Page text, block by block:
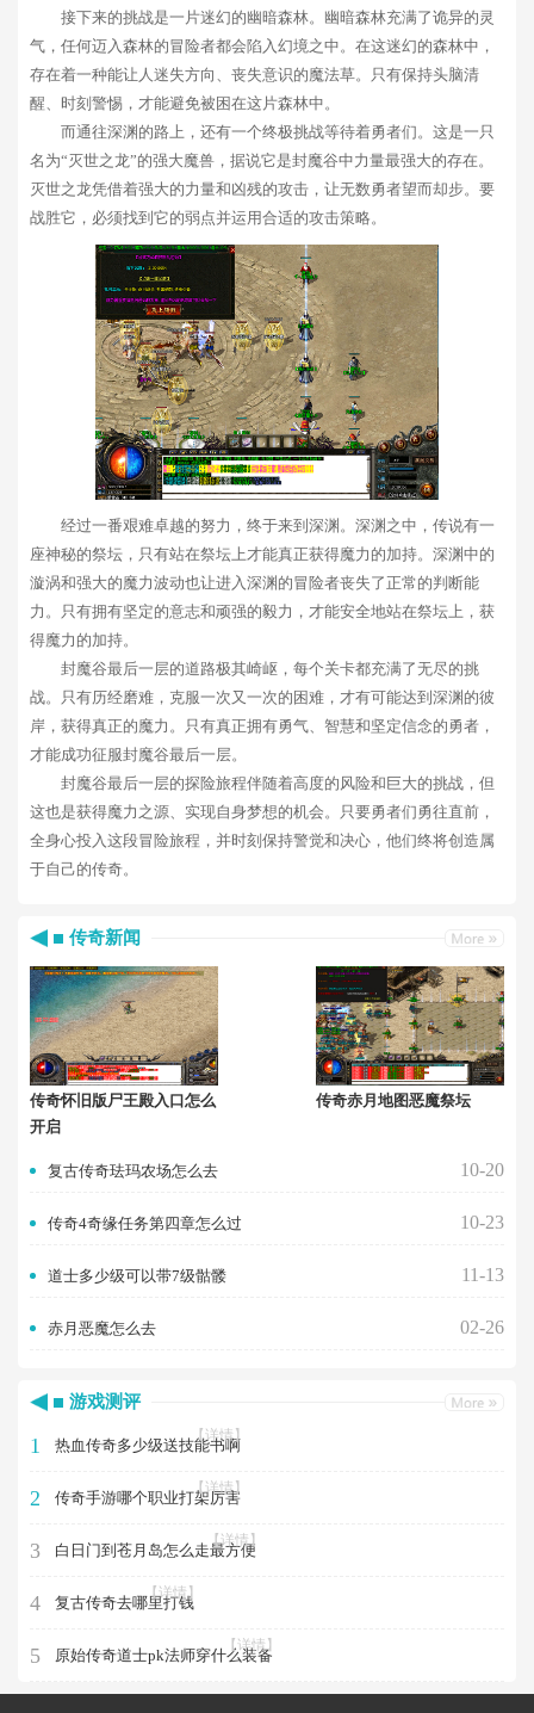
接下来的挑战是一片迷幻的幽暗森林。幽暗森林充满了诡异的灵
气，任何迈入森林的冒险者都会陷入幻境之中。在这迷幻的森林中，
存在着一种能让人迷失方向、丧失意识的魔法草。只有保持头脑清
醒、时刻警惕，才能避免被困在这片森林中。
而通往深渊的路上，还有一个终极挑战等待着勇者们。这是一只
名为“灭世之龙”的强大魔兽，据说它是封魔谷中力量最强大的存在。
灭世之龙凭借着强大的力量和凶残的攻击，让无数勇者望而却步。要
战胜它，必须找到它的弱点并运用合适的攻击策略。
经过一番艰难卓越的努力，终于来到深渊。深渊之中，传说有一
座神秘的祭坛，只有站在祭坛上才能真正获得魔力的加持。深渊中的
漩涡和强大的魔力波动也让进入深渊的冒险者丧失了正常的判断能
力。只有拥有坚定的意志和顽强的毅力，才能安全地站在祭坛上，获
得魔力的加持。
封魔谷最后一层的道路极其崎岖，每个关卡都充满了无尽的挑
战。只有历经磨难，克服一次又一次的困难，才有可能达到深渊的彼
岸，获得真正的魔力。只有真正拥有勇气、智慧和坚定信念的勇者，
才能成功征服封魔谷最后一层。
封魔谷最后一层的探险旅程伴随着高度的风险和巨大的挑战，但
这也是获得魔力之源、实现自身梦想的机会。只要勇者们勇往直前，
全身心投入这段冒险旅程，并时刻保持警觉和决心，他们终将创造属
于自己的传奇。
传奇新闻
传奇怀旧版尸王殿入口怎么
开启
传奇赤月地图恶魔祭坛
复古传奇珐玛农场怎么去 10-20
传奇4奇缘任务第四章怎么过 10-23
道士多少级可以带7级骷髅 11-13
赤月恶魔怎么去 02-26
游戏测评
1 热血传奇多少级送技能书啊
【详情】
2 传奇手游哪个职业打架厉害
【详情】
3 白日门到苍月岛怎么走最方便
【详情】
4 复古传奇去哪里打钱
【详情】
5 原始传奇道士pk法师穿什么装备
【详情】